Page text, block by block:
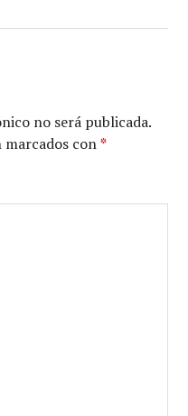
no será publicada.
marcados con*